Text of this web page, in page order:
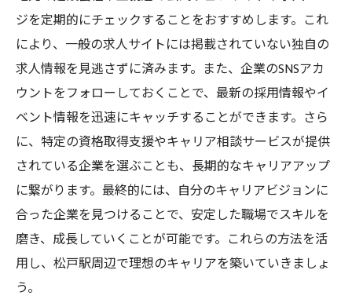
ジを定期的にチェックすることをおすすめします。これ
により、一般の求人サイトには掲載されていない独自の
求人情報を見逃さずに済みます。また、企業のSNSアカ
ウントをフォローしておくことで、最新の採用情報やイ
ベント情報を迅速にキャッチすることができます。さら
に、特定の資格取得支援やキャリア相談サービスが提供
されている企業を選ぶことも、長期的なキャリアアップ
に繋がります。最終的には、自分のキャリアビジョンに
合った企業を見つけることで、安定した職場でスキルを
磨き、成長していくことが可能です。これらの方法を活
用し、松戸駅周辺で理想のキャリアを築いていきましょ
う。